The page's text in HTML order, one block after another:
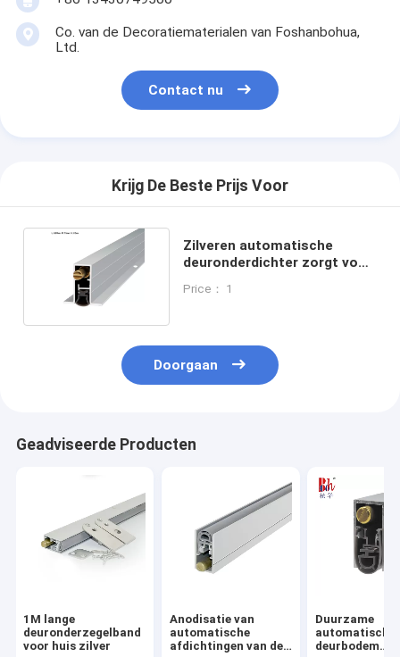
Co. van de Decoratiematerialen van Foshanbohua,
Ltd.
Contact nu
Krijg De Beste Prijs Voor
Zilveren automatische
deuronderdichter zorgt voor
Price： 1
Doorgaan
Geadviseerde Producten
1M lange
deuronderzegelband
voor huis zilver
Anodisatie van
automatische
afdichtingen van de
Duurzame
automatische
deurbodem